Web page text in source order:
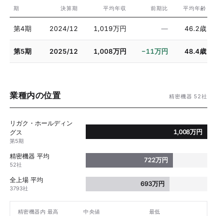
期 決算期 平均年収 前期比 平均年齢
第4期 2024/12 1,019万円 — 46.2歳
第5期 2025/12 1,008万円 −11万円 48.4歳
業種内の位置 精密機器 52社
リガク・ホールディン
グス
第5期
1,008万円
精密機器 平均
52社
722万円
全上場 平均
3793社
693万円
精密機器内 最高 中央値 最低